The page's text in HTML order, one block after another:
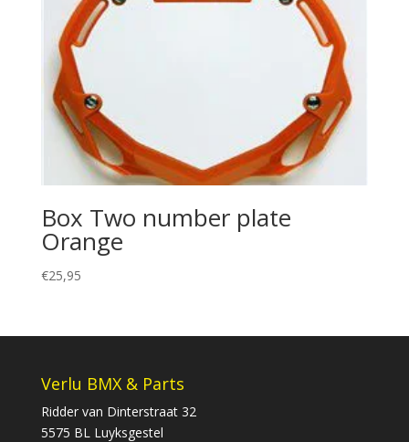
Box Two number plate
Orange
€25,95
Verlu BMX & Parts
Ridder van Dinterstraat 32
5575 BL Luyksgestel